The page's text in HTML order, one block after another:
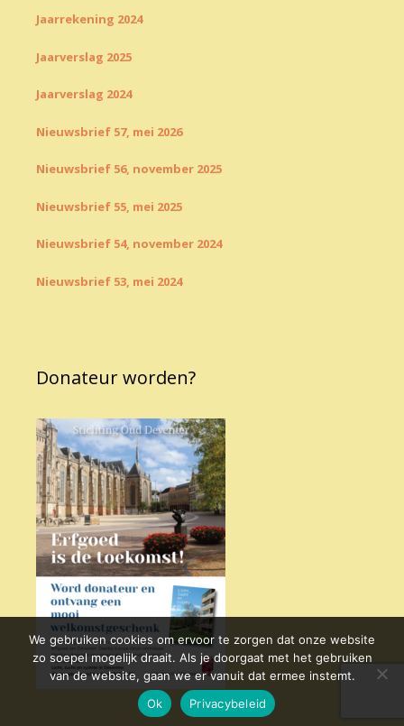
Jaarrekening 2024
Jaarverslag 2025
Jaarverslag 2024
Nieuwsbrief 57, mei 2026
Nieuwsbrief 56, november 2025
Nieuwsbrief 55, mei 2025
Nieuwsbrief 54, november 2024
Nieuwsbrief 53, mei 2024
Donateur worden?
We gebruiken cookies om ervoor te zorgen dat onze website
zo soepel mogelijk draait. Als je doorgaat met het gebruiken
van de website, gaan we er vanuit dat ermee instemt.
Ok
Privacybeleid